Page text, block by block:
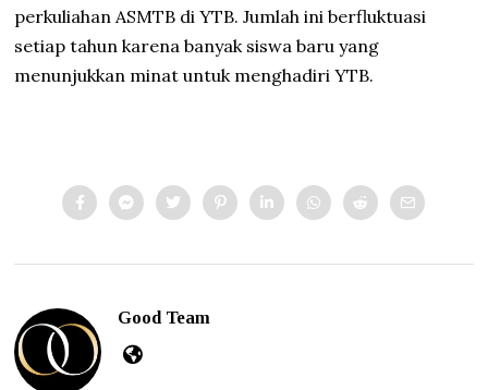
perkuliahan ASMTB di YTB. Jumlah ini berfluktuasi
setiap tahun karena banyak siswa baru yang
menunjukkan minat untuk menghadiri YTB.
Good Team